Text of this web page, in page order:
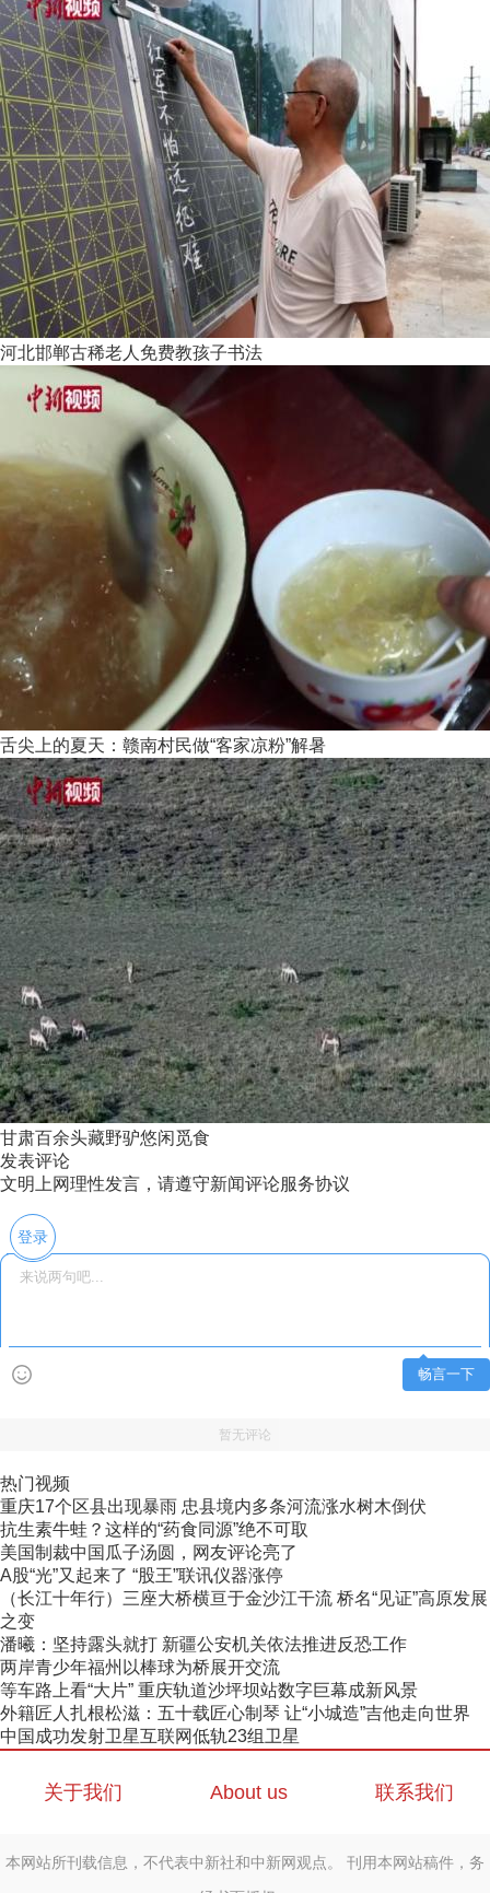
河北邯郸古稀老人免费教孩子书法
舌尖上的夏天：赣南村民做“客家凉粉”解暑
甘肃百余头藏野驴悠闲觅食
发表评论
文明上网理性发言，请遵守新闻评论服务协议
登录
畅言一下
暂无评论
热门视频
重庆17个区县出现暴雨 忠县境内多条河流涨水树木倒伏
抗生素牛蛙？这样的“药食同源”绝不可取
美国制裁中国瓜子汤圆，网友评论亮了
A股“光”又起来了 “股王”联讯仪器涨停
（长江十年行）三座大桥横亘于金沙江干流 桥名“见证”高原发展
之变
潘曦：坚持露头就打 新疆公安机关依法推进反恐工作
两岸青少年福州以棒球为桥展开交流
等车路上看“大片” 重庆轨道沙坪坝站数字巨幕成新风景
外籍匠人扎根松滋：五十载匠心制琴 让“小城造”吉他走向世界
中国成功发射卫星互联网低轨23组卫星
关于我们 About us 联系我们
本网站所刊载信息，不代表中新社和中新网观点。 刊用本网站稿件，务